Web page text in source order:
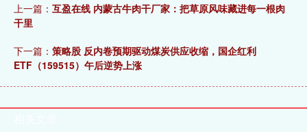
上一篇： 互盈在线 内蒙古牛肉干厂家：把草原风味藏进每一根肉
干里
下一篇： 策略股 反内卷预期驱动煤炭供应收缩，国企红利
ETF（159515）午后逆势上涨